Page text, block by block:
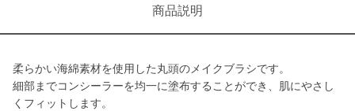
商品説明
柔らかい海綿素材を使用した丸頭のメイクブラシです。
細部までコンシーラーを均一に塗布することができ、肌にやさし
くフィットします。